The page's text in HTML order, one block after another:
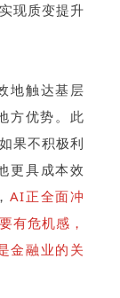
现质变提升
地触达基层
方优势。此
果不积极利
更具成本效
AI正全面冲
有危机感，
金融业的关